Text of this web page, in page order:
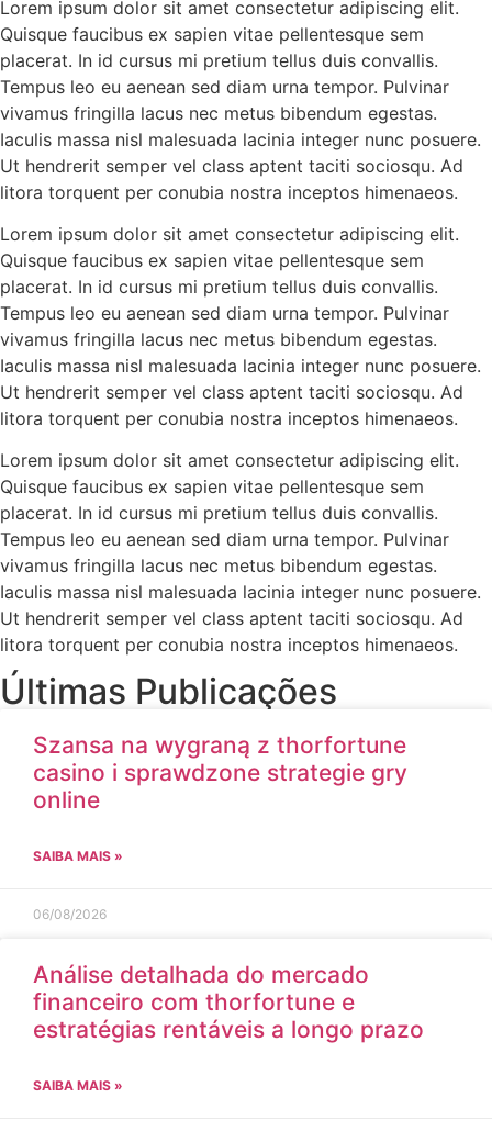
Lorem ipsum dolor sit amet consectetur adipiscing elit.
Quisque faucibus ex sapien vitae pellentesque sem
placerat. In id cursus mi pretium tellus duis convallis.
Tempus leo eu aenean sed diam urna tempor. Pulvinar
vivamus fringilla lacus nec metus bibendum egestas.
Iaculis massa nisl malesuada lacinia integer nunc posuere.
Ut hendrerit semper vel class aptent taciti sociosqu. Ad
litora torquent per conubia nostra inceptos himenaeos.
Lorem ipsum dolor sit amet consectetur adipiscing elit.
Quisque faucibus ex sapien vitae pellentesque sem
placerat. In id cursus mi pretium tellus duis convallis.
Tempus leo eu aenean sed diam urna tempor. Pulvinar
vivamus fringilla lacus nec metus bibendum egestas.
Iaculis massa nisl malesuada lacinia integer nunc posuere.
Ut hendrerit semper vel class aptent taciti sociosqu. Ad
litora torquent per conubia nostra inceptos himenaeos.
Lorem ipsum dolor sit amet consectetur adipiscing elit.
Quisque faucibus ex sapien vitae pellentesque sem
placerat. In id cursus mi pretium tellus duis convallis.
Tempus leo eu aenean sed diam urna tempor. Pulvinar
vivamus fringilla lacus nec metus bibendum egestas.
Iaculis massa nisl malesuada lacinia integer nunc posuere.
Ut hendrerit semper vel class aptent taciti sociosqu. Ad
litora torquent per conubia nostra inceptos himenaeos.
Últimas Publicações
Szansa na wygraną z thorfortune
casino i sprawdzone strategie gry
online
SAIBA MAIS »
06/08/2026
Análise detalhada do mercado
financeiro com thorfortune e
estratégias rentáveis a longo prazo
SAIBA MAIS »